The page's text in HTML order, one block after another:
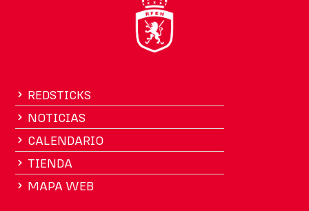
REDSTICKS
NOTICIAS
CALENDARIO
TIENDA
MAPA WEB